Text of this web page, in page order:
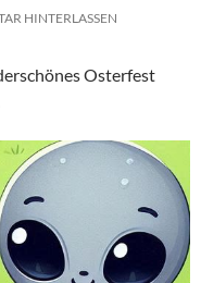
HINTERLASSEN
Osterfest